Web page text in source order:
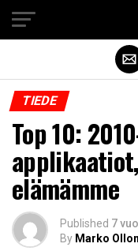
TIEDE
Top 10:
elämämme
Published 7
By Marko